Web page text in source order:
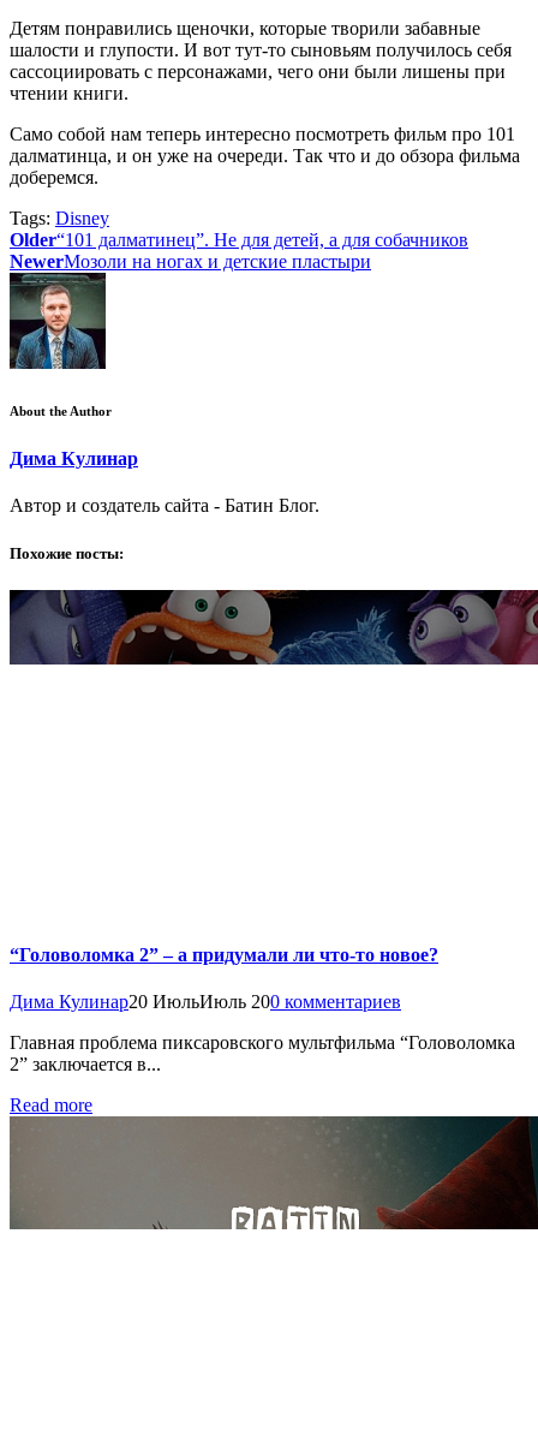
Детям понравились щеночки, которые творили забавные
шалости и глупости. И вот тут-то сыновьям получилось себя
сассоциировать с персонажами, чего они были лишены при
чтении книги.
Само собой нам теперь интересно посмотреть фильм про 101
далматинца, и он уже на очереди. Так что и до обзора фильма
доберемся.
Tags: Disney
Older“101 далматинец”. Не для детей, а для собачников
NewerМозоли на ногах и детские пластыри
About the Author
Дима Кулинар
Автор и создатель сайта - Батин Блог.
Похожие посты:
“Головоломка 2” – а придумали ли что-то новое?
Дима Кулинар20 ИюльИюль 200 комментариев
Главная проблема пиксаровского мультфильма “Головоломка
2” заключается в...
Read more